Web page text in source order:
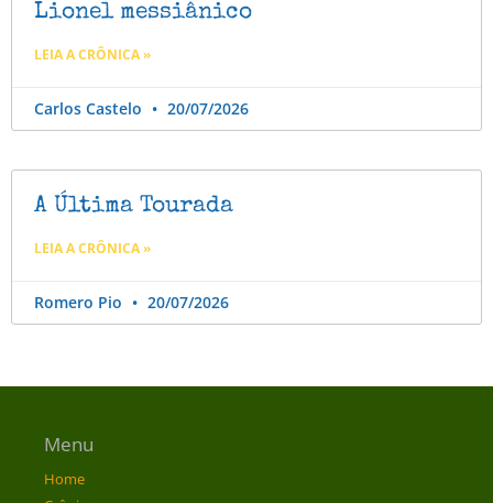
Lionel messiânico
LEIA A CRÔNICA »
Carlos Castelo 20/07/2026
A Última Tourada
LEIA A CRÔNICA »
Romero Pio 20/07/2026
Menu
Home